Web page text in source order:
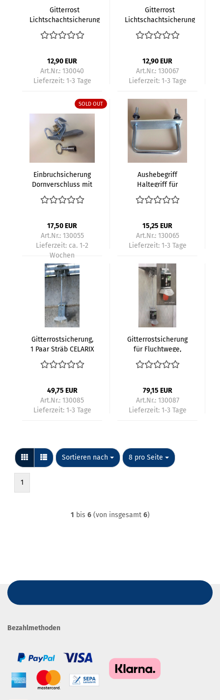
Gitterrost
Lichtschachtsicherung
Sicherungskette 70
cm, Kette 1 Paar = 1
12,90 EUR
Art.Nr.: 130040
Lieferzeit: 1-3 Tage
Gitterrost
Lichtschachtsicherung
Einhängebügel
verzinkt zum
2 Stück
12,90 EUR
Art.Nr.: 130067
Lieferzeit: 1-3 Tage
SOLD OUT
Einbruchsicherung
Dornverschluss mit
Schlüssel für
Gitterroste
17,50 EUR
Art.Nr.: 130055
Lieferzeit: ca. 1-2
Wochen
Aushebegriff
Haltegriff für
Gitterroste
Maschenweite
15,25 EUR
Art.Nr.: 130065
Lieferzeit: 1-3 Tage
Gitterrostsicherung,
1 Paar Sträb CELARIX
Classic
49,75 EUR
Art.Nr.: 130085
Lieferzeit: 1-3 Tage
Gitterrostsicherung
für Fluchtwege,
Sträb CELARIX EXIT
79,15 EUR
Art.Nr.: 130087
Lieferzeit: 1-3 Tage
Sortieren nach
Sortieren nach 8 pro Seite
pro Seite
1
1 bis 6(von insgesamt 6)
Bezahlmethoden